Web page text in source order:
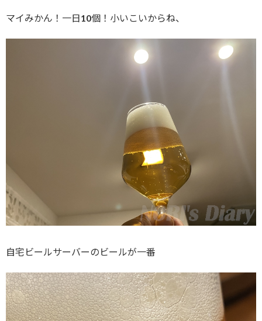
マイみかん！一日10個！小いこいからね、
自宅ビールサーバーのビールが一番